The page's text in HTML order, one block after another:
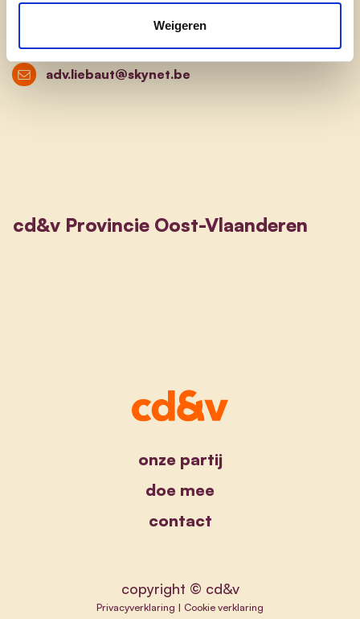
Weigeren
adv.liebaut@skynet.be
cd&v Provincie Oost-Vlaanderen
onze partij
doe mee
contact
copyright © cd&v
Privacyverklaring | Cookie verklaring